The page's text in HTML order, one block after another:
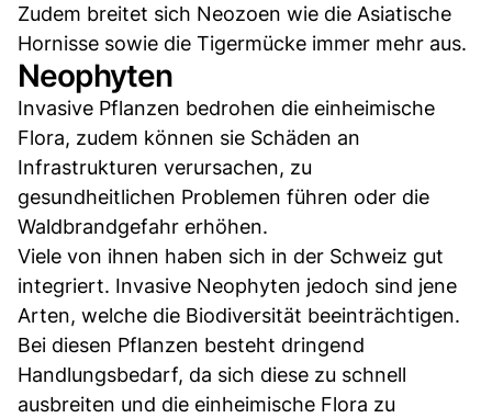
Zudem breitet sich Neozoen wie die Asiatische
Hornisse sowie die Tigermücke immer mehr aus.
Neophyten
Invasive Pflanzen bedrohen die einheimische
Flora, zudem können sie Schäden an
Infrastrukturen verursachen, zu
gesundheitlichen Problemen führen oder die
Waldbrandgefahr erhöhen.
Viele von ihnen haben sich in der Schweiz gut
integriert. Invasive Neophyten jedoch sind jene
Arten, welche die Biodiversität beeinträchtigen.
Bei diesen Pflanzen besteht dringend
Handlungsbedarf, da sich diese zu schnell
ausbreiten und die einheimische Flora zu